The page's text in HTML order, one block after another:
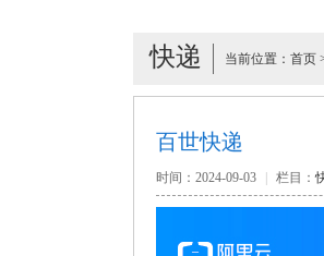
快递 当前位置： 首页
百世快递
时间：2024-09-03 栏目：